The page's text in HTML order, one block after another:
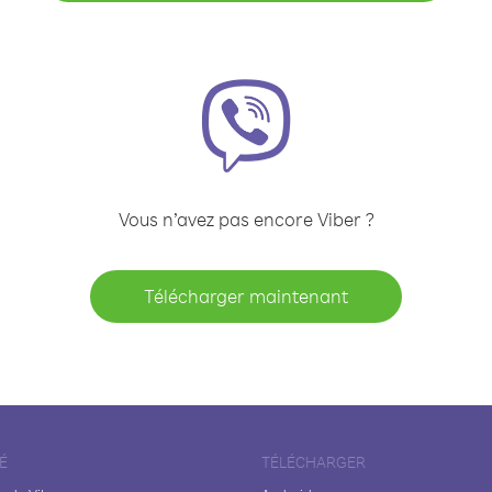
Vous n’avez pas encore Viber ?
Télécharger maintenant
TÉLÉCHARGER